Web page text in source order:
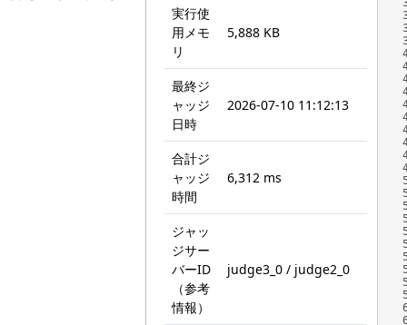
実行使
用メモ
リ
5,888 KB
最終ジ
ャッジ
日時
2026-07-10 11:12:13
合計ジ
ャッジ
時間
6,312 ms
ジャッ
ジサー
バーID
（参考
情報）
judge3_0 / judge2_0